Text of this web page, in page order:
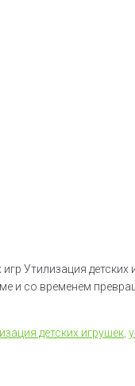
Утилизация
со временем
детских игрушек